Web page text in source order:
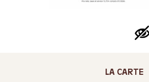
LA CARTE